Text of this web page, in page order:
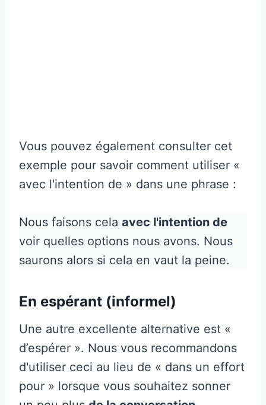
Vous pouvez également consulter cet
exemple pour savoir comment utiliser «
avec l'intention de » dans une phrase :
Nous faisons cela avec l'intention de
voir quelles options nous avons. Nous
saurons alors si cela en vaut la peine.
En espérant (informel)
Une autre excellente alternative est «
d’espérer ». Nous vous recommandons
d'utiliser ceci au lieu de « dans un effort
pour » lorsque vous souhaitez sonner